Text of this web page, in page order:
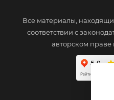
Все материалы,
соответствии с
авторском